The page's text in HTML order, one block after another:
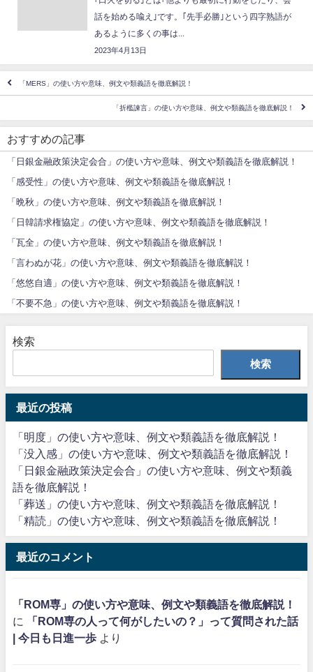
話を始める喩え｣です。｢先手必勝｣という四字熟語が
あるように多くの事は...
2023年4月13日
「MERS」の使い方や意味、例文や類義語を徹底解説！
「折檻諫言」の使い方や意味、例文や類義語を徹底解説！
おすすめの記事
「日銀金融政策決定会合」の使い方や意味、例文や類義語を徹底解説！
「感受性」の使い方や意味、例文や類義語を徹底解説！
「晩秋」の使い方や意味、例文や類義語を徹底解説！
「日韓請求権協定」の使い方や意味、例文や類義語を徹底解説！
「瓦全」の使い方や意味、例文や類義語を徹底解説！
「言わぬが花」の使い方や意味、例文や類義語を徹底解説！
「悠悠自適」の使い方や意味、例文や類義語を徹底解説！
「不要不急」の使い方や意味、例文や類義語を徹底解説！
検索
検索
最近の投稿
「明度」の使い方や意味、例文や類義語を徹底解説！
「没入感」の使い方や意味、例文や類義語を徹底解説！
「日銀金融政策決定会合」の使い方や意味、例文や類義
語を徹底解説！
「葬送」の使い方や意味、例文や類義語を徹底解説！
「精読」の使い方や意味、例文や類義語を徹底解説！
最近のコメント
「ROM専」の使い方や意味、例文や類義語を徹底解説！
に
「ROM専の人って何がしたいの？」って質問された話
| 今日も日進一歩 より